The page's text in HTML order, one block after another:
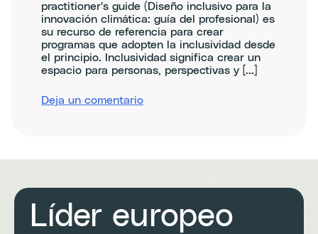
practitioner's guide (Diseño inclusivo para la
innovación climática: guía del profesional) es
su recurso de referencia para crear
programas que adopten la inclusividad desde
el principio. Inclusividad significa crear un
espacio para personas, perspectivas y [...]
Deja un comentariosobre
Líder europeo